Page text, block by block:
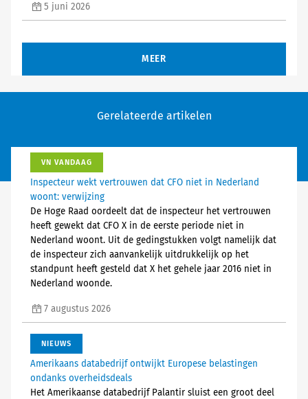
5 juni 2026
MEER
Gerelateerde artikelen
VN VANDAAG
Inspecteur wekt vertrouwen dat CFO niet in Nederland
woont: verwijzing
De Hoge Raad oordeelt dat de inspecteur het vertrouwen
heeft gewekt dat CFO X in de eerste periode niet in
Nederland woont. Uit de gedingstukken volgt namelijk dat
de inspecteur zich aanvankelijk uitdrukkelijk op het
standpunt heeft gesteld dat X het gehele jaar 2016 niet in
Nederland woonde.
7 augustus 2026
NIEUWS
Amerikaans databedrijf ontwijkt Europese belastingen
ondanks overheidsdeals
Het Amerikaanse databedrijf Palantir sluist een groot deel